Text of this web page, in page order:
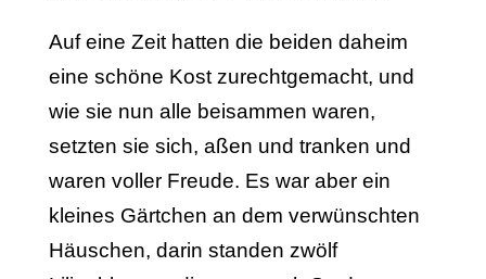
Auf eine Zeit hatten die beiden daheim
eine schöne Kost zurechtgemacht, und
wie sie nun alle beisammen waren,
setzten sie sich, aßen und tranken und
waren voller Freude. Es war aber ein
kleines Gärtchen an dem verwünschten
Häuschen, darin standen zwölf